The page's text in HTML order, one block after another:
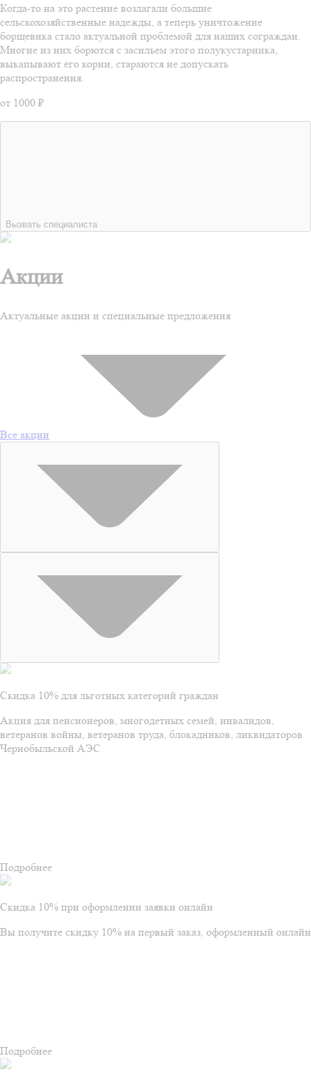
Когда-то на это растение возлагали большие
сельскохозяйственные надежды, а теперь уничтожение
борщевика стало актуальной проблемой для наших сограждан.
Многие из них борются с засильем этого полукустарника,
выкапывают его корни, стараются не допускать
распространения.
от 1000 ₽
Вызвать специалиста
Акции
Актуальные акции и специальные предложения
Все акции
Скидка 10% для льготных категорий граждан
Акция для пенсионеров, многодетных семей, инвалидов,
ветеранов войны, ветеранов труда, блокадников, ликвидаторов
Чернобыльской АЭС
Подробнее
Скидка 10% при оформлении заявки онлайн
Вы получите скидку 10% на первый заказ, оформленный онлайн
Подробнее